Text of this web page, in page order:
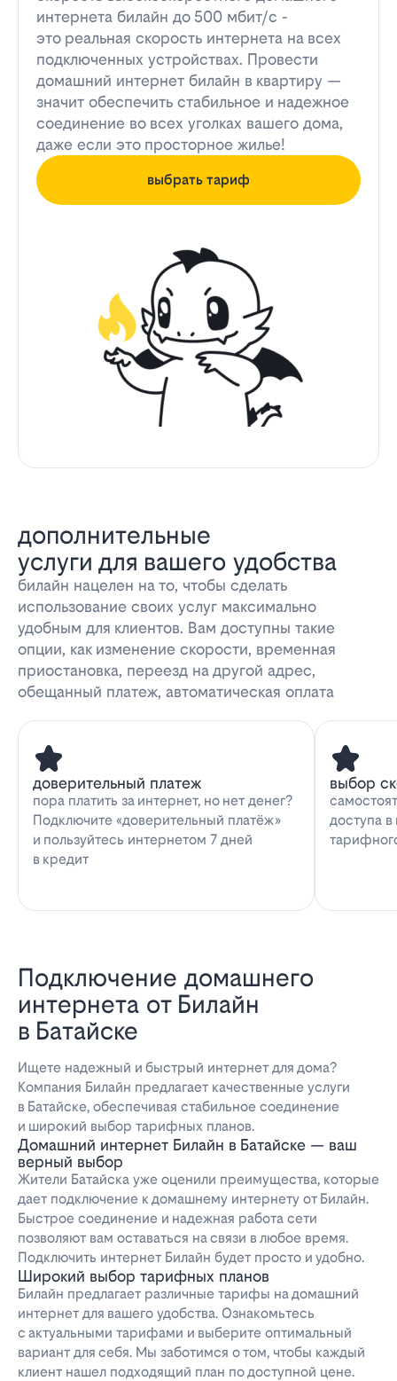
интернета билайн до 500 мбит/с -
это реальная скорость интернета на всех
подключенных устройствах. Провести
домашний интернет билайн в квартиру —
значит обеспечить стабильное и надежное
соединение во всех уголках вашего дома,
даже если это просторное жилье!
выбрать тариф
дополнительные
услуги для вашего удобства
билайн нацелен на то, чтобы сделать
использование своих услуг максимально
удобным для клиентов. Вам доступны такие
опции, как изменение скорости, временная
приостановка, переезд на другой адрес,
обещанный платеж, автоматическая оплата
доверительный платеж
пора платить за интернет, но нет денег?
Подключите «доверительный платёж»
и пользуйтесь интернетом 7 дней
в кредит
выбор
доступа
Подключение домашнего
интернета от Билайн
в Батайске
Ищете надежный и быстрый интернет для дома?
Компания Билайн предлагает качественные услуги
в Батайске, обеспечивая стабильное соединение
и широкий выбор тарифных планов.
Домашний интернет Билайн в Батайске — ваш
верный выбор
Жители Батайска уже оценили преимущества, которые
дает подключение к домашнему интернету от Билайн.
Быстрое соединение и надежная работа сети
позволяют вам оставаться на связи в любое время.
Подключить интернет Билайн будет просто и удобно.
Широкий выбор тарифных планов
Билайн предлагает различные тарифы на домашний
интернет для вашего удобства. Ознакомьтесь
с актуальными тарифами и выберите оптимальный
вариант для себя. Мы заботимся о том, чтобы каждый
клиент нашел подходящий план по доступной цене.